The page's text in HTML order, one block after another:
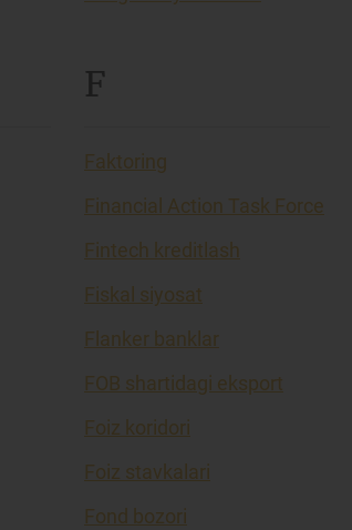
F
Faktoring
Financial Action Task Force
Fintech kreditlash
Fiskal siyosat
Flanker banklar
FOB shartidagi eksport
Foiz koridori
Foiz stavkalari
Fond bozori